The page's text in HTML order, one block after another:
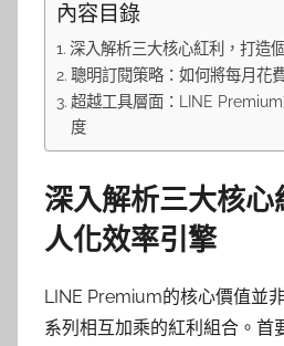
內容目錄
深入解析三大核心紅利，打造
聰明訂閱策略：如何將每月花
超越工具層面：LINE
度
深入解析三大核心
人化效率引擎
LINE Premium的核心價值並
系列相互加乘的紅利組合。首